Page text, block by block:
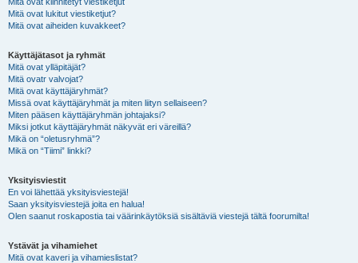
Mitä ovat lukitut viestiketjut?
Mitä ovat aiheiden kuvakkeet?
Käyttäjätasot ja ryhmät
Mitä ovat ylläpitäjät?
Mitä ovatr valvojat?
Mitä ovat käyttäjäryhmät?
Missä ovat käyttäjäryhmät ja miten liityn sellaiseen?
Miten pääsen käyttäjäryhmän johtajaksi?
Miksi jotkut käyttäjäryhmät näkyvät eri väreillä?
Mikä on “oletusryhmä”?
Mikä on “Tiimi” linkki?
Yksityisviestit
En voi lähettää yksityisviestejä!
Saan yksityisviestejä joita en halua!
Olen saanut roskapostia tai väärinkäytöksiä sisältäviä viestejä tältä foorumilta!
Ystävät ja vihamiehet
Mitä ovat kaveri ja vihamieslistat?